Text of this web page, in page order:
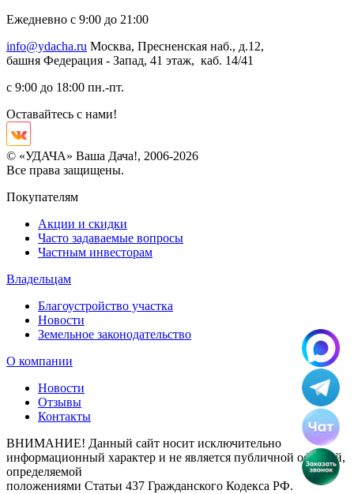
Ежедневно с 9:00 до 21:00
info@ydacha.ru Москва, Пресненская наб., д.12,
башня Федерация - Запад, 41 этаж, каб. 14/41
с 9:00 до 18:00 пн.-пт.
Оставайтесь с нами!
© «УДАЧА» Ваша Дача!, 2006-2026
Все права защищены.
Покупателям
Акции и скидки
Часто задаваемые вопросы
Частным инвесторам
Владельцам
Благоустройство участка
Новости
Земельное законодательство
О компании
Новости
Отзывы
Контакты
ВНИМАНИЕ! Данный сайт носит исключительно
информационный характер и не является публичной офертой,
определяемой
положениями Статьи 437 Гражданского Кодекса РФ.